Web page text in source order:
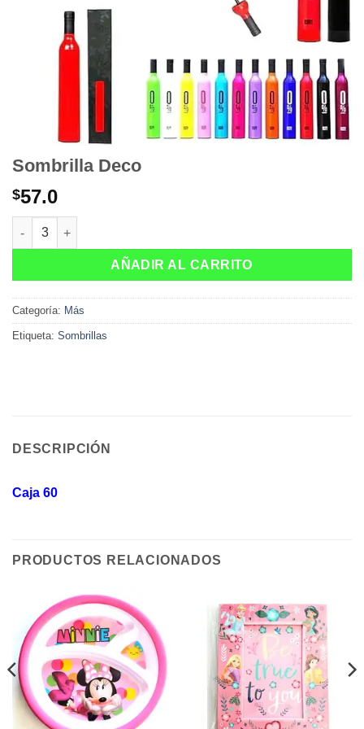
Sombrilla Deco
$57.0
Sombrilla Deco cantidad
AÑADIR AL CARRITO
Categoría: Más
Etiqueta: Sombrillas
DESCRIPCIÓN
Caja 60
PRODUCTOS RELACIONADOS